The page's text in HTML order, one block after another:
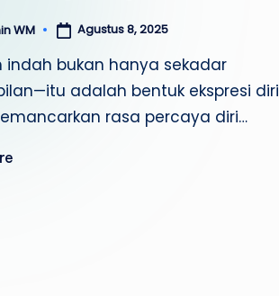
WM Agustus 8, 2025
indah bukan hanya sekadar
adalah bentuk ekspresi diri
rasa percaya diri…